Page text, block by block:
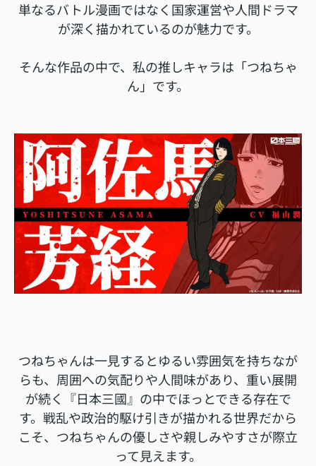
単なるバトル漫画ではなく国家運営や人間ドラマ
が深く描かれているのが魅力です。
そんな作品の中で、私の推しキャラは「つねちゃ
ん」です。
つねちゃんは一見するとゆるい雰囲気を持ちなが
らも、周囲への気配りや人間味があり、重い展開
が続く『日本三國』の中でほっとできる存在で
す。戦乱や政治的駆け引きが描かれる世界だから
こそ、つねちゃんの優しさや親しみやすさが際立
って見えます。